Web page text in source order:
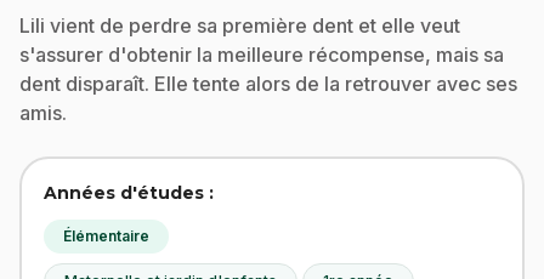
Lili vient de perdre sa première dent et elle veut
s'assurer d'obtenir la meilleure récompense, mais sa
dent disparaît. Elle tente alors de la retrouver avec ses
amis.
Années d'études :
Élémentaire